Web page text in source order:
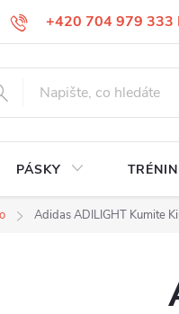
+420 704 979 333
ZBOŽÍ REKLAMACE
PÁSKY
Adidas ADILIGHT Kumite